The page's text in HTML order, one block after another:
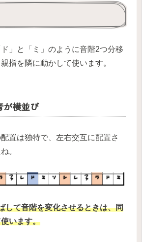
」と「ミ」のように音階2つ分移
指を隣に動かして使います。
が横並び
置は独特で、左右交互に配置さ
。
して音階を変化させるときは、同
います。